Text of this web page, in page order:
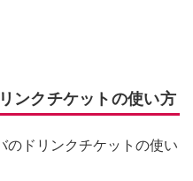
ンクチケットの使い方
のドリンクチケットの使い